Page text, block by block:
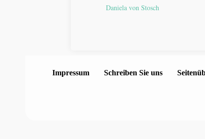
Daniela von Stosch
Impressum Schreiben Sie uns